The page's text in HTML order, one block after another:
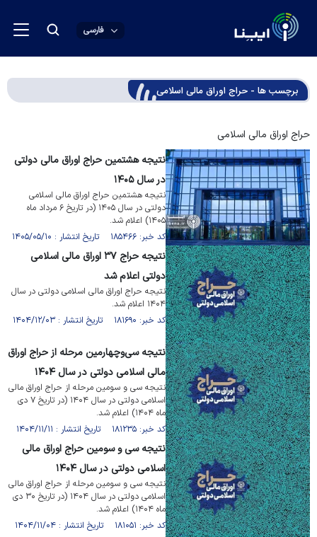
فارسی
برچسب ها - حراج اوراق مالی اسلامی
حراج اوراق مالی اسلامی
نتیجه هشتمین حراج اوراق مالی دولتی
در سال ۱۴۰۵
نتیجه هشتمین حراج اوراق مالی اسلامی
دولتی در سال ۱۴۰۵ (در تاریخ ۶ مرداد ماه
۱۴۰۵) اعلام شد.
کد خبر: ۱۸۵۴۶۶ تاریخ انتشار : ۱۴۰۵/۰۵/۱۰
نتیجه حراج ۳۷ اوراق مالی اسلامی
دولتی اعلام شد
نتیجه حراج اوراق مالی اسلامی دولتی در سال
۱۴۰۴ اعلام شد.
کد خبر: ۱۸۱۶۹۰ تاریخ انتشار : ۱۴۰۴/۱۲/۰۳
نتیجه سی‌وچهارمین مرحله از حراج اوراق
مالی اسلامی دولتی در سال ۱۴۰۴
نتیجه سی و سومین مرحله از حراج اوراق مالی
اسلامی دولتی در سال ۱۴۰۴ (در تاریخ ۷ دی
ماه ۱۴۰۴) اعلام شد.
کد خبر: ۱۸۱۲۳۵ تاریخ انتشار : ۱۴۰۴/۱۱/۱۱
نتیجه سی و سومین حراج اوراق مالی
اسلامی دولتی در سال ۱۴۰۴
نتیجه سی و سومین مرحله از حراج اوراق مالی
اسلامی دولتی در سال ۱۴۰۴ (در تاریخ ۳۰ دی
ماه ۱۴۰۴) اعلام شد.
کد خبر: ۱۸۱۰۵۱ تاریخ انتشار : ۱۴۰۴/۱۱/۰۴